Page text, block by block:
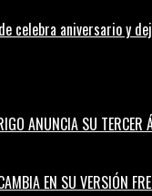
celebra aniversario y
ANUNCIA SU TERCER